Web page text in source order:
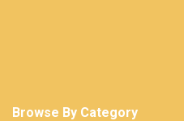
Browse By Category